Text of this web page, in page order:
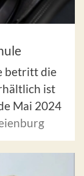
betritt die
ist
Mai 2024